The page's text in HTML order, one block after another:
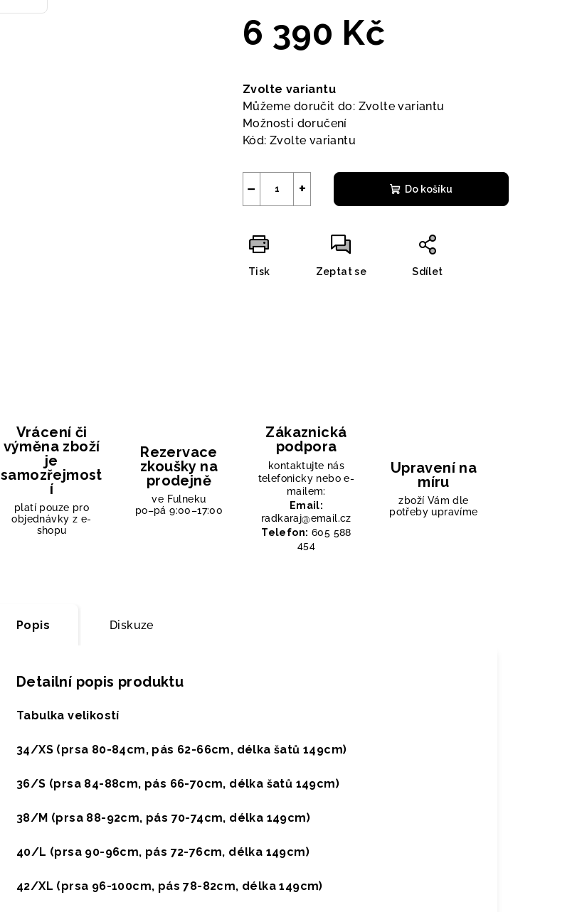
6 390 Kč
cena:
Zvolte variantu
Můžeme doručit do: Zvolte variantu
Možnosti doručení
Kód: Zvolte variantu
+
− Do košíku
Tisk Zeptat se Sdílet
Vrácení či
výměna zboží
je
samozřejmost
í
platí pouze pro
objednávky z e-
shopu
Rezervace
zkoušky na
prodejně
ve Fulneku
po–pá 9:00–17:00
Zákaznická
podpora
kontaktujte nás
telefonicky nebo e-
mailem:
Email:
radkaraj@email.cz
Telefon: 605 588
454
Upravení na
míru
zboží Vám dle
potřeby upravíme
Popis Diskuze
Detailní popis produktu
Tabulka velikostí
34/XS (prsa 80-84cm, pás 62-66cm, délka šatů 149cm)
36/S (prsa 84-88cm, pás 66-70cm, délka šatů 149cm)
38/M (prsa 88-92cm, pás 70-74cm, délka 149cm)
40/L (prsa 90-96cm, pás 72-76cm, délka 149cm)
42/XL (prsa 96-100cm, pás 78-82cm, délka 149cm)